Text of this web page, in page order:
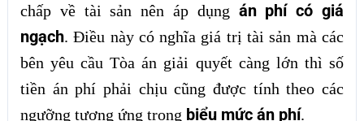
chấp về tài sản nên áp dụng án phí có giá
ngạch. Điều này có nghĩa giá trị tài sản mà các
bên yêu cầu Tòa án giải quyết càng lớn thì số
tiền án phí phải chịu cũng được tính theo các
ngưỡng tương ứng trong biểu mức án phí.